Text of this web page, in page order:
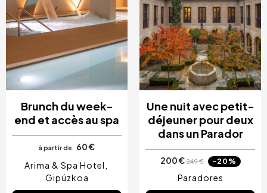
Brunch du week-
end et accès au spa
à partir de
60 €
Arima & Spa Hotel
Gipúzkoa
Une nuit avec petit-
déjeuner pour deux
dans un Parador
200 €249 € -20%
Paradores